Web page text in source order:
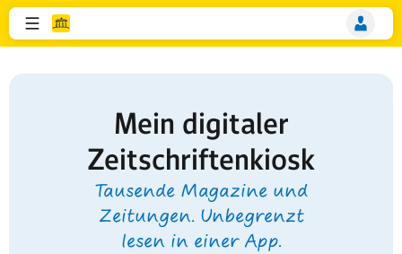
Mein digitaler
Zeitschriftenkiosk
Tausende Magazine und
Zeitungen. Unbegrenzt
lesen in einer App.